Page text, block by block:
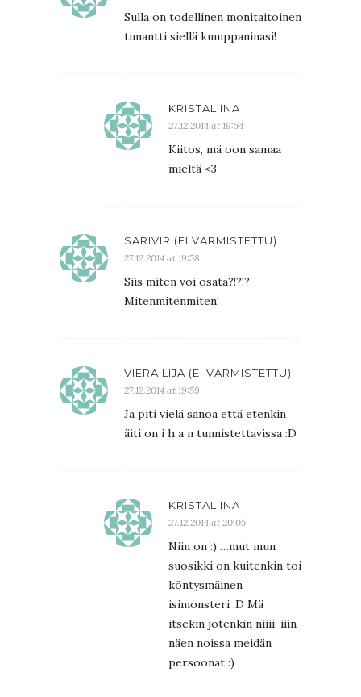
Sulla on todellinen monitaitoinen
timantti siellä kumppaninasi!
KRISTALIINA
27.12.2014 at 19:54
Kiitos, mä oon samaa
mieltä <3
SARIVIR (EI VARMISTETTU)
27.12.2014 at 19:58
Siis miten voi osata?!?!?
Mitenmitenmiten!
VIERAILIJA (EI VARMISTETTU)
27.12.2014 at 19:59
Ja piti vielä sanoa että etenkin
äiti on i h a n tunnistettavissa :D
KRISTALIINA
27.12.2014 at 20:05
Niin on :) …mut mun
suosikki on kuitenkin toi
köntysmäinen
isimonsteri :D Mä
itsekin jotenkin niiii-iiin
näen noissa meidän
persoonat :)